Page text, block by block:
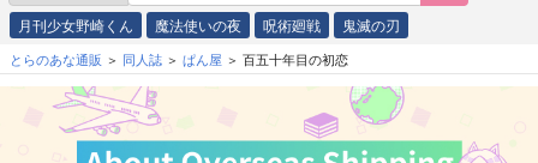
月刊少女野崎くん 魔法使いの夜 呪術廻戦 鬼滅の刃
とらのあな通販 同人誌 ぱん屋 百五十年目の初恋